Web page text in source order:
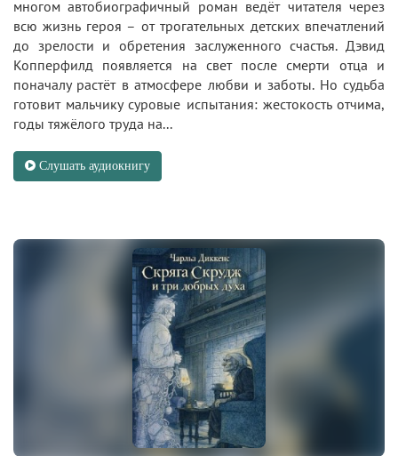
многом автобиографичный роман ведёт читателя через
всю жизнь героя – от трогательных детских впечатлений
до зрелости и обретения заслуженного счастья. Дэвид
Копперфилд появляется на свет после смерти отца и
поначалу растёт в атмосфере любви и заботы. Но судьба
готовит мальчику суровые испытания: жестокость отчима,
годы тяжёлого труда на...
Слушать аудиокнигу